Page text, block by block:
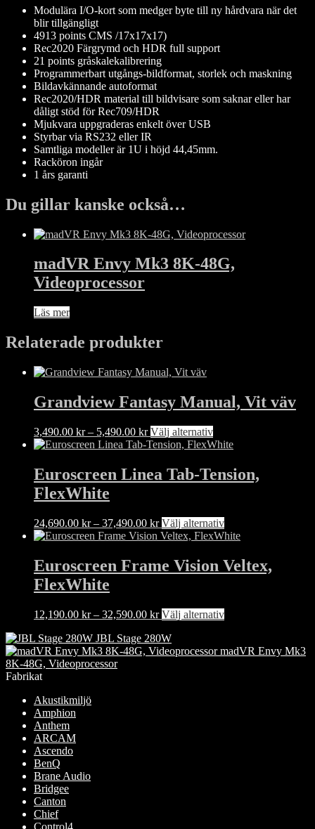
Modulära I/O-kort som medger byte till ny hårdvara när det
blir tillgängligt
4913 points CMS /17x17x17)
Rec2020 Färgrymd och HDR full support
21 points gråskalekalibrering
Programmerbart utgångs-bildformat, storlek och maskning
Bildavkännande autoformat
Rec2020/HDR material till bildvisare som saknar eller har
dåligt stöd för Rec709/HDR
Mjukvara uppgraderas enkelt över USB
Styrbar via RS232 eller IR
Samtliga modeller är 1U i höjd 44,45mm.
Racköron ingår
1 års garanti
Du gillar kanske också…
madVR Envy Mk3 8K-48G,
Videoprocessor
Läs mer
Relaterade produkter
Grandview Fantasy Manual, Vit väv
3,490.00 kr – 5,490.00 krPrisintervall:
3,490.00 kr
5,490.00 kr
Välj alternativDen
här
flera
olika
alternativen
kan
väljas
på
Euroscreen Linea Tab-Tension,
FlexWhite
24,690.00 kr – 37,490.00 krPrisintervall:
24,690.00 kr
37,490.00 kr
Välj alternativDen
här
har
flera
olika
alternativen
väljas
Euroscreen Frame Vision Veltex,
FlexWhite
12,190.00 kr – 32,590.00 krPrisintervall:
till
32,590.00 kr
Välj alternativDen
har
JBL Stage 280W
madVR Envy Mk3
8K-48G, Videoprocessor
Fabrikat
Akustikmiljö
Amphion
Anthem
ARCAM
Ascendo
BenQ
Brane Audio
Bridgee
Canton
Chief
Control4